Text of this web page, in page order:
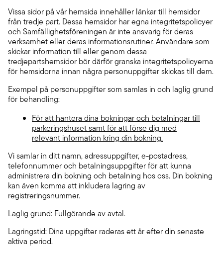
Vissa sidor på vår hemsida innehåller länkar till hemsidor
från tredje part. Dessa hemsidor har egna integritetspolicyer
och Samfällighetsföreningen är inte ansvarig för deras
verksamhet eller deras informationsrutiner. Användare som
skickar information till eller genom dessa
tredjepartshemsidor bör därför granska integritetspolicyerna
för hemsidorna innan några personuppgifter skickas till dem.
Exempel på personuppgifter som samlas in och laglig grund
för behandling:
För att hantera dina bokningar och betalningar till
parkeringshuset samt för att förse dig med
relevant information kring din bokning.
Vi samlar in ditt namn, adressuppgifter, e-postadress,
telefonnummer och betalningsuppgifter för att kunna
administrera din bokning och betalning hos oss. Din bokning
kan även komma att inkludera lagring av
registreringsnummer.
Laglig grund: Fullgörande av avtal.
Lagringstid: Dina uppgifter raderas ett år efter din senaste
aktiva period.